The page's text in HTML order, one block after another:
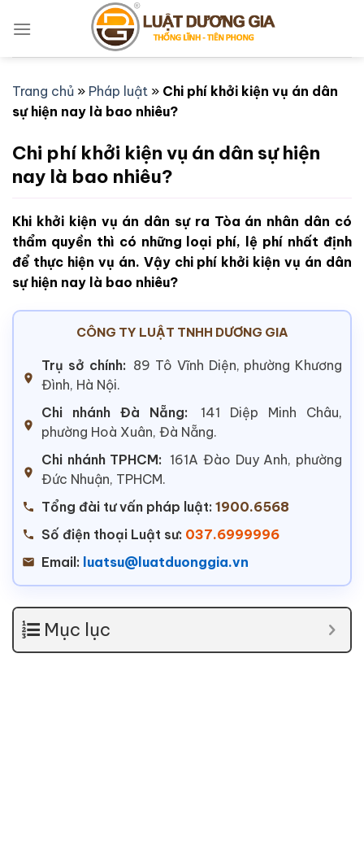
qua
Trang chủ » Pháp luật » Chi phí khởi kiện vụ án dân
sự hiện nay là bao nhiêu?
Chi phí khởi kiện vụ án dân sự hiện
nay là bao nhiêu?
Khi khởi kiện vụ án dân sự ra Tòa án nhân dân có
thẩm quyền thì có những loại phí, lệ phí nhất định
để thực hiện vụ án. Vậy chi phí khởi kiện vụ án dân
sự hiện nay là bao nhiêu?
CÔNG TY LUẬT TNHH DƯƠNG GIA
Trụ sở chính: 89 Tô Vĩnh Diện, phường Khương
Đình, Hà Nội.
Chi nhánh Đà Nẵng:
141 Diệp Minh Châu,
phường Hoà Xuân, Đà Nẵng.
Chi nhánh TPHCM: 161A Đào Duy Anh, phường
Đức Nhuận, TPHCM.
Tổng đài tư vấn pháp luật: 1900.6568
Số điện thoại Luật sư: 037.6999996
Email: luatsu@luatduonggia.vn
Mục lục